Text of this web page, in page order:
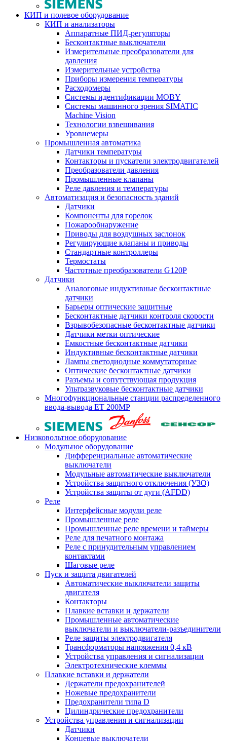
КИП и полевое оборудование
КИП и анализаторы
Аппаратные ПИД-регуляторы
Бесконтактные выключатели
Измерительные преобразователи для
давления
Измерительные устройства
Приборы измерения температуры
Расходомеры
Системы идентификации MOBY
Системы машинного зрения SIMATIC
Machine Vision
Технологии взвешивания
Уровнемеры
Промышленная автоматика
Датчики температуры
Контакторы и пускатели электродвигателей
Преобразователи давления
Промышленные клапаны
Реле давления и температуры
Автоматизация и безопасность зданий
Датчики
Компоненты для горелок
Пожарообнаружение
Приводы для воздушных заслонок
Регулирующие клапаны и приводы
Стандартные контроллеры
Термостаты
Частотные преобразователи G120P
Датчики
Аналоговые индуктивные бесконтактные
датчики
Барьеры оптические защитные
Бесконтактные датчики контроля скорости
Взрывобезопасные бесконтактные датчики
Датчики метки оптические
Емкостные бесконтактные датчики
Индуктивные бесконтактные датчики
Лампы светодиодные коммутаторные
Оптические бесконтактные датчики
Разъемы и сопутствующая продукция
Ультразвуковые бесконтактные датчики
Многофункциональные станции распределенного
ввода-вывода ET 200MP
Низковольтное оборудование
Модульное оборудование
Дифференциальные автоматические
выключатели
Модульные автоматические выключатели
Устройства защитного отключения (УЗО)
Устройства защиты от дуги (AFDD)
Реле
Интерфейсные модули реле
Промышленные реле
Промышленные реле времени и таймеры
Реле для печатного монтажа
Реле с принудительным управлением
контактами
Шаговые реле
Пуск и защита двигателей
Автоматические выключатели защиты
двигателя
Контакторы
Плавкие вставки и держатели
Промышленные автоматические
выключатели и выключатели-разъединители
Реле защиты электродвигателя
Трансформаторы напряжения 0,4 кВ
Устройства управления и сигнализации
Электротехнические клеммы
Плавкие вставки и держатели
Держатели предохранителей
Ножевые предохранители
Предохранители типа D
Цилиндрические предохранители
Устройства управления и сигнализации
Датчики
Концевые выключатели